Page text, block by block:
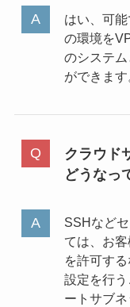
はい、可
の環境を
のシステ
ができます
クラウド
どうなっ
SSHなど
ては、お
を許可す
設定を行
ートサブ